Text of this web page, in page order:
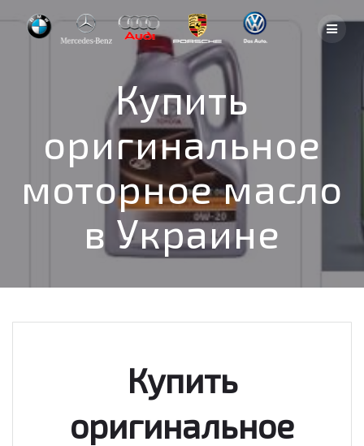
to
content
Купить
оригинальное
моторное масло
в Украине
Купить
оригинальное